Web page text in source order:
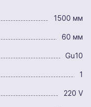
1500 мм
60 мм
Gu10
1
220 V